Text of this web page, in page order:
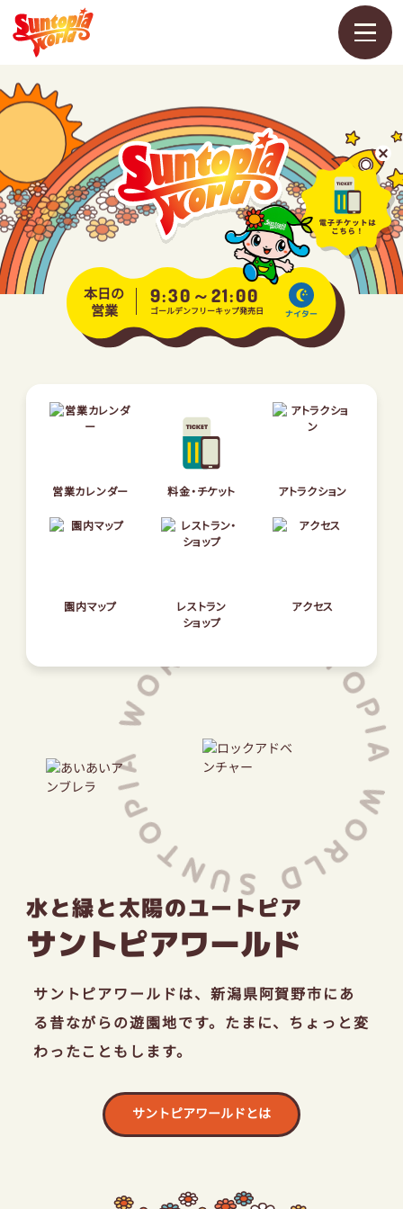
を
開
く
営業カレンダー アトラクション
園内マップ
ショップ
アクセス
サントピアワールドとは
太陽のキャンプ場
オンラインショップ
安心安全な園の運営について
プライバシーポリシー
お問い合わせ
本日の
営業
9:30～21:00
ゴールデンフリーキップ発売日 ナイター
営業カレンダー 料金・チケット アトラクション
園内マップ
レストラン
ショップ
アクセス
水と緑と太陽のユートピア
サントピアワールド
サントピアワールドは、 新潟県阿賀野市にあ
る昔ながらの遊園地です。 たまに、ちょっと変
わったこともします。
サントピアワールドとは